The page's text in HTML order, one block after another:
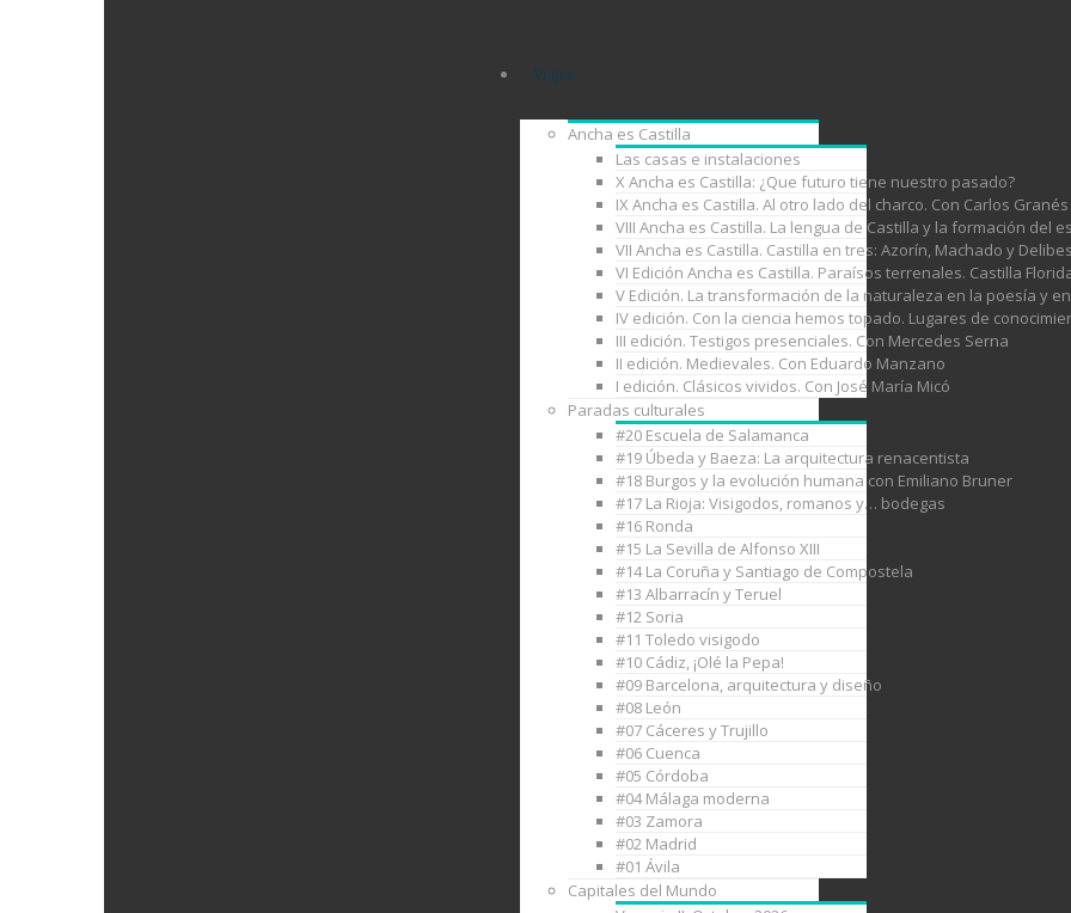
Viajes
Ancha es Castilla
Las casas e instalaciones
X Ancha es Castilla: ¿Que futuro tiene nuestro pasado?
IX Ancha es Castilla. Al otro lado del charco. Con Carlos Granés
VIII Ancha es Castilla. La lengua de Castilla y la formación del
VII Ancha es Castilla. Castilla en tres: Azorín, Machado y
VI Edición Ancha es Castilla. Paraísos terrenales. Castilla
V Edición. La transformación de la naturaleza en la poesía y
IV edición. Con la ciencia hemos topado. Lugares de
III edición. Testigos presenciales. Con Mercedes Serna
II edición. Medievales. Con Eduardo Manzano
I edición. Clásicos vividos. Con José María Micó
Paradas culturales
#20 Escuela de Salamanca
#19 Úbeda y Baeza: La arquitectura renacentista
#18 Burgos y la evolución humana con Emiliano Bruner
#17 La Rioja: Visigodos, romanos y… bodegas
#16 Ronda
#15 La Sevilla de Alfonso XIII
#14 La Coruña y Santiago de Compostela
#13 Albarracín y Teruel
#12 Soria
#11 Toledo visigodo
#10 Cádiz, ¡Olé la Pepa!
#09 Barcelona, arquitectura y diseño
#08 León
#07 Cáceres y Trujillo
#06 Cuenca
#05 Córdoba
#04 Málaga moderna
#03 Zamora
#02 Madrid
#01 Ávila
Capitales del Mundo